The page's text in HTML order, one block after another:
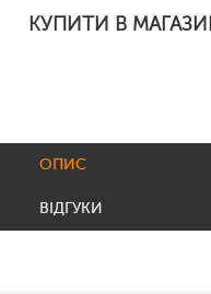
КУПИТИ В
ОПИС
ВІДГУКИ